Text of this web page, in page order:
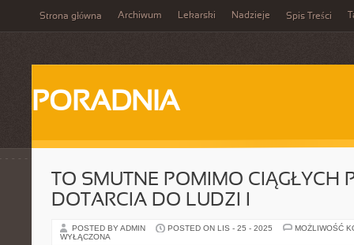
Strona główna Archiwum Lekarski Nadzieje Spis Treści
PORADNIA
TO SMUTNE POMIMO CIĄGŁYCH
DOTARCIA DO LUDZI I
POSTED BY ADMIN POSTED ON LIS - 25 - 2025
MOŻLIWOŚĆ
WYŁĄCZONA